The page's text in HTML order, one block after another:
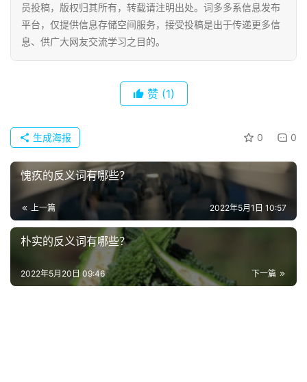
常
用
贺
词
热
词
电
影
台
词
其
他
登录 注册
员投稿，版权归其所有，转载请注明出处。词多多系信息发布
平台，仅提供信息存储空间服务，接受投稿是出于传递更多信
息、供广大网友交流学习之目的。
赞 (1)
0 0
生成海报
愧疚的反义词有哪些？
上一篇 2022年5月1日 10:57
朴实的反义词有哪些？
下一篇
2022年5月20日 09:46